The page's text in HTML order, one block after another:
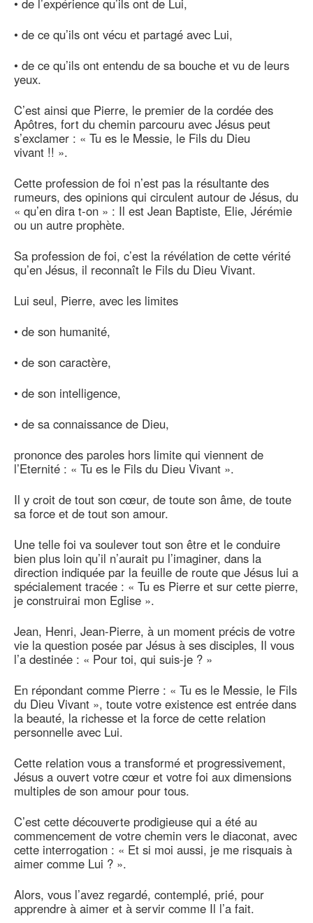
• de l’expérience qu’ils ont de Lui,
• de ce qu’ils ont vécu et partagé avec Lui,
• de ce qu’ils ont entendu de sa bouche et vu de leurs
yeux.
C’est ainsi que Pierre, le premier de la cordée des
Apôtres, fort du chemin parcouru avec Jésus peut
s’exclamer : « Tu es le Messie, le Fils du Dieu
vivant !! ».
Cette profession de foi n’est pas la résultante des
rumeurs, des opinions qui circulent autour de Jésus, du
« qu’en dira t-on » : Il est Jean Baptiste, Elie, Jérémie
ou un autre prophète.
Sa profession de foi, c’est la révélation de cette vérité
qu’en Jésus, il reconnaît le Fils du Dieu Vivant.
Lui seul, Pierre, avec les limites
• de son humanité,
• de son caractère,
• de son intelligence,
• de sa connaissance de Dieu,
prononce des paroles hors limite qui viennent de
l’Eternité : « Tu es le Fils du Dieu Vivant ».
Il y croit de tout son cœur, de toute son âme, de toute
sa force et de tout son amour.
Une telle foi va soulever tout son être et le conduire
bien plus loin qu’il n’aurait pu l’imaginer, dans la
direction indiquée par la feuille de route que Jésus lui a
spécialement tracée : « Tu es Pierre et sur cette pierre,
je construirai mon Eglise ».
Jean, Henri, Jean-Pierre, à un moment précis de votre
vie la question posée par Jésus à ses disciples, Il vous
l’a destinée : « Pour toi, qui suis-je ? »
En répondant comme Pierre : « Tu es le Messie, le Fils
du Dieu Vivant », toute votre existence est entrée dans
la beauté, la richesse et la force de cette relation
personnelle avec Lui.
Cette relation vous a transformé et progressivement,
Jésus a ouvert votre cœur et votre foi aux dimensions
multiples de son amour pour tous.
C’est cette découverte prodigieuse qui a été au
commencement de votre chemin vers le diaconat, avec
cette interrogation : « Et si moi aussi, je me risquais à
aimer comme Lui ? ».
Alors, vous l’avez regardé, contemplé, prié, pour
apprendre à aimer et à servir comme Il l’a fait.